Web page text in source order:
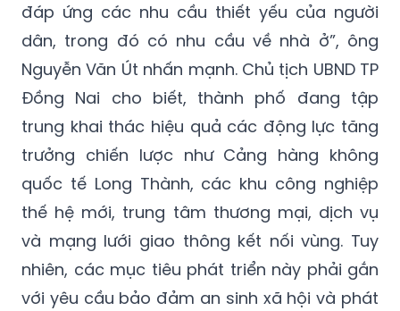
đáp ứng các nhu cầu thiết yếu của người
dân, trong đó có nhu cầu về nhà ở”, ông
Nguyễn Văn Út nhấn mạnh. Chủ tịch UBND TP
Đồng Nai cho biết, thành phố đang tập
trung khai thác hiệu quả các động lực tăng
trưởng chiến lược như Cảng hàng không
quốc tế Long Thành, các khu công nghiệp
thế hệ mới, trung tâm thương mại, dịch vụ
và mạng lưới giao thông kết nối vùng. Tuy
nhiên, các mục tiêu phát triển này phải gắn
với yêu cầu bảo đảm an sinh xã hội và phát